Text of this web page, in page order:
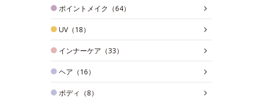
ポイントメイク（64）
UV（18）
インナーケア（33）
ヘア（16）
ボディ（8）